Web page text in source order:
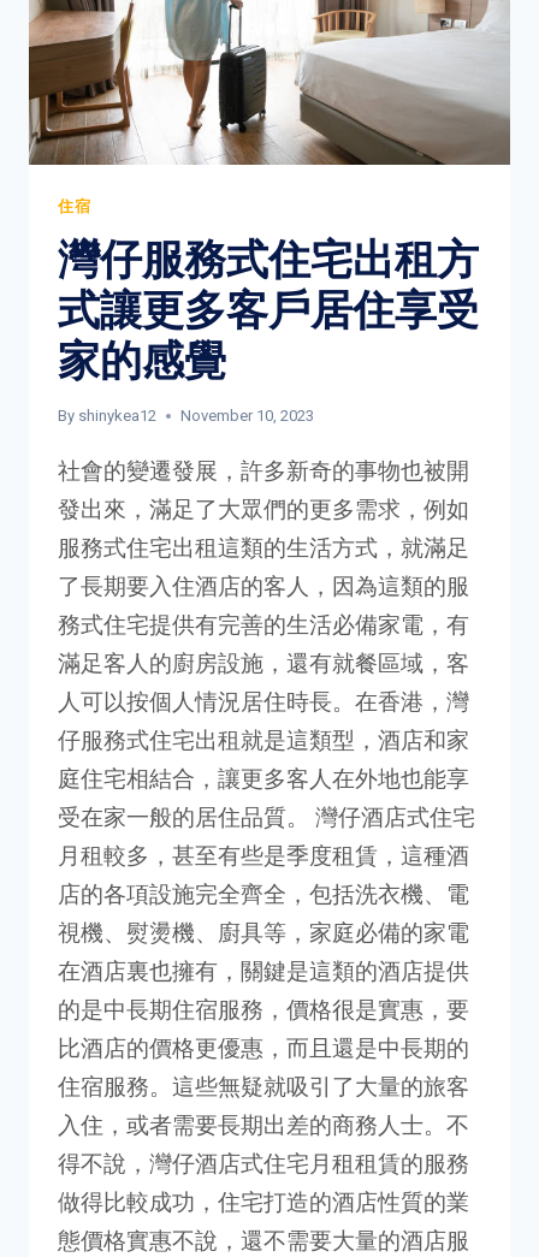
或
高
壓
電
熱
哪
種
更
適
合
住宿
灣仔服務式住宅出租方
式讓更多客戶居住享受
家的感覺
By shinykea12 November 10, 2023
社會的變遷發展，許多新奇的事物也被開
發出來，滿足了大眾們的更多需求，例如
服務式住宅出租這類的生活方式，就滿足
了長期要入住酒店的客人，因為這類的服
務式住宅提供有完善的生活必備家電，有
滿足客人的廚房設施，還有就餐區域，客
人可以按個人情況居住時長。在香港，灣
仔服務式住宅出租就是這類型，酒店和家
庭住宅相結合，讓更多客人在外地也能享
受在家一般的居住品質。 灣仔酒店式住宅
月租較多，甚至有些是季度租賃，這種酒
店的各項設施完全齊全，包括洗衣機、電
視機、熨燙機、廚具等，家庭必備的家電
在酒店裏也擁有，關鍵是這類的酒店提供
的是中長期住宿服務，價格很是實惠，要
比酒店的價格更優惠，而且還是中長期的
住宿服務。這些無疑就吸引了大量的旅客
入住，或者需要長期出差的商務人士。不
得不說，灣仔酒店式住宅月租租賃的服務
做得比較成功，住宅打造的酒店性質的業
態價格實惠不說，還不需要大量的酒店服